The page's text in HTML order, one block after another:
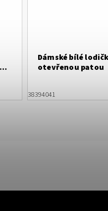
Dámské bílé
otevřenou patou
38394041